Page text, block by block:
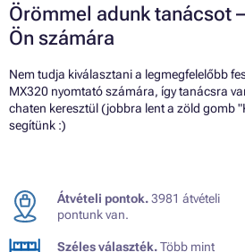
Örömmel adunk tanácsot
Ön számára
Nem tudja kiválasztani a legmegfelelőbb
MX320 nyomtató számára, így tanácsra
chaten keresztül (jobbra lent a zöld gomb
segítünk :)
Átvételi pontok.3981 átvételi
pontunk van.
Széles választék.Több mint